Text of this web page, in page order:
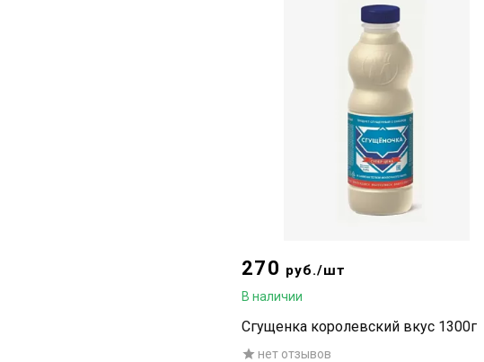
270 руб./шт
В наличии
Сгущенка королевский вкус 1300г
нет отзывов